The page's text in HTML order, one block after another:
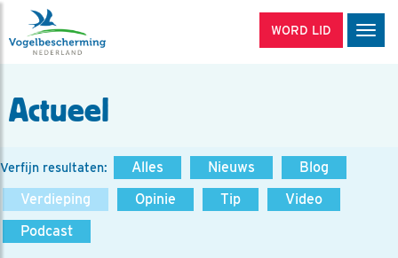
WORD LID
Actueel
Verfijn resultaten: Alles Nieuws
Blog
Verdieping
Opinie Tip
Video
Podcast